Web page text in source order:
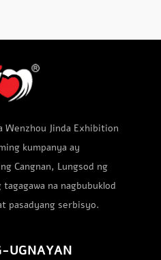
Wenzhou Jinda Exhibition
kumpanya ay
Cangnan, Lungsod ng
na nagbubuklod
pasadyang serbisyo.
UGNAYAN